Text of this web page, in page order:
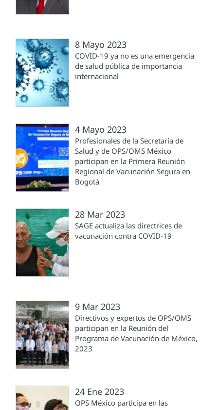
8 Mayo 2023
COVID-19 ya no es una emergencia
de salud pública de importancia
internacional
4 Mayo 2023
Profesionales de la Secretaría de
Salud y de OPS/OMS México
participan en la Primera Reunión
Regional de Vacunación Segura en
Bogotá
28 Mar 2023
SAGE actualiza las directrices de
vacunación contra COVID-19
9 Mar 2023
Directivos y expertos de OPS/OMS
participan en la Reunión del
Programa de Vacunación de México,
2023
24 Ene 2023
OPS México participa en las